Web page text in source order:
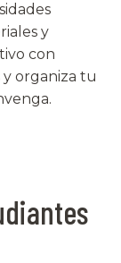
y
con
organiza tu